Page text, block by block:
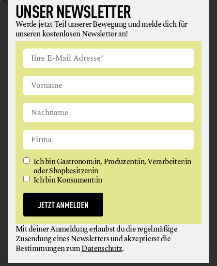
CLARENCE GÄRTEN
GEMÜSE
7122 Gols
UNSER NEWSLETTER
Werde jetzt Teil unserer Bewegung und melde dich für
unseren kostenlosen Newsletter an!
Ich bin Gastronom:in, Produzent:in, Verarbeiter:in
oder Shopbesitzer:in
Ich bin Konsument:in
JETZT ANMELDEN
Mit deiner Anmeldung erlaubst du die regelmäßige
Zusendung eines Newsletters und akzeptierst die
Bestimmungen zumDatenschutz.